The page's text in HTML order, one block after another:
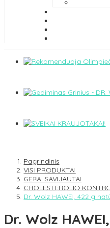
Pagrindinis
VISI PRODUKTAI
GERAI SAVIJAUTAI
CHOLESTEROLIO
Dr. Wolz HAWEI, 422 g
Dr. Wolz